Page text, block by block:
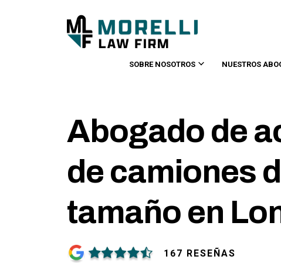
SOBRE NOSOTROS NUESTROS
Abogado de
de camiones
tamaño en
167 RESEÑAS